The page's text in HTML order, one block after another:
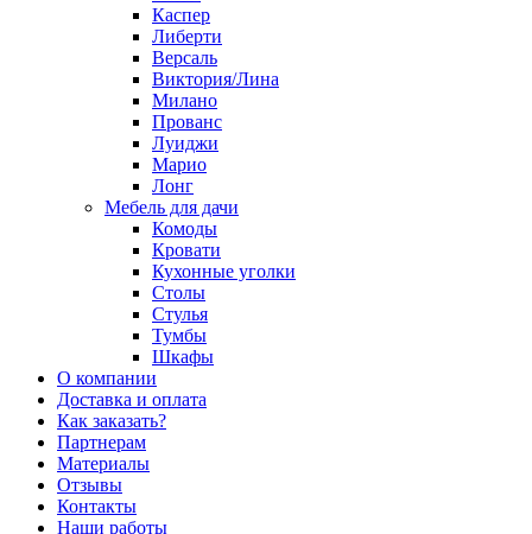
Каспер
Либерти
Версаль
Виктория/Лина
Милано
Прованс
Луиджи
Марио
Лонг
Мебель для дачи
Комоды
Кровати
Кухонные уголки
Столы
Стулья
Тумбы
Шкафы
О компании
Доставка и оплата
Как заказать?
Партнерам
Материалы
Отзывы
Контакты
Наши работы